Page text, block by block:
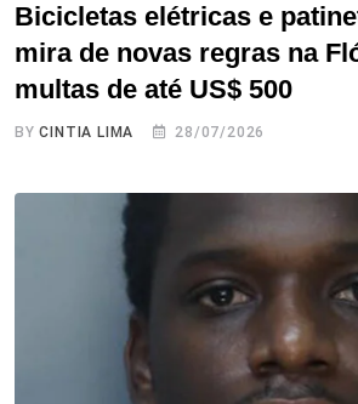
Bicicletas elétricas e
mira de novas regras na
multas de até US$ 500
BYCINTIA LIMA 28/07/2026